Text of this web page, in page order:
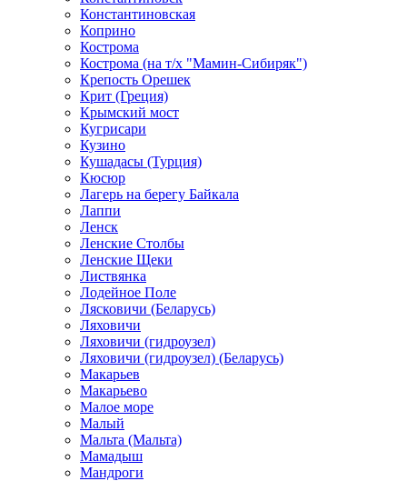
Константиновская
Коприно
Кострома
Кострома (на т/х "Мамин-Сибиряк")
Крепость Орешек
Крит (Греция)
Крымский мост
Кугрисари
Кузино
Кушадасы (Турция)
Кюсюр
Лагерь на берегу Байкала
Лаппи
Ленск
Ленские Столбы
Ленские Щеки
Листвянка
Лодейное Поле
Лясковичи (Беларусь)
Ляховичи
Ляховичи (гидроузел)
Ляховичи (гидроузел) (Беларусь)
Макарьев
Макарьево
Малое море
Малый
Мальта (Мальта)
Мамадыш
Мандроги